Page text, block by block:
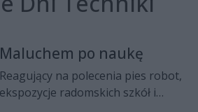
Maluchem po naukę
Reagujący na polecenia pies robot,
ekspozycje radomskich szkół i